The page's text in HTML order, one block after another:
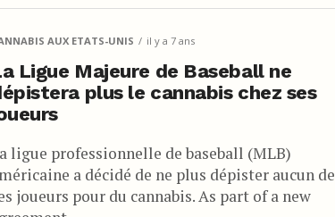
AUX ETATS-UNIS il y a 7 ans
Ligue Majeure de Baseball ne
plus le cannabis chez ses
ligue professionnelle de baseball (MLB)
a décidé de ne plus dépister aucun de
joueurs pour du cannabis. As part of a new